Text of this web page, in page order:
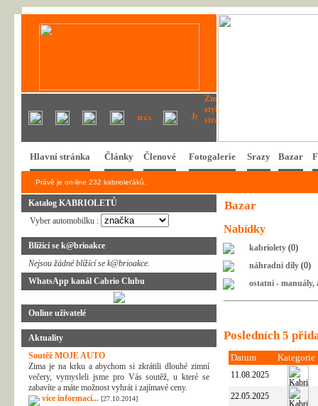
Hlavní stránka Články Členové Fotogalerie Srazy Bazar
Právě je on-line 232 kabrioleťáků.
Katalog KABRIOLETŮ
Vyber automobilku :
Blížící se k@brioakce
Nejsou žádné blížící se k@brioakce.
WhatsApp kanál Cabrio Clubu
Online uživatelé
Aktuality
Soutěž MOJE AUTO
Zima je na krku a abychom si zkrátili dlouhé zimní
večery, vymysleli jsme pro Vás soutěž, u které se
zabavíte a máte možnost vyhrát i zajímavé ceny.
více informací... [27.10.2014]
Bazar
Nabídky
kabriolety (0)
náhradní díly (0)
ostatní - manuály,
Posledních 5
Datum Kategorie
11.08.2025
22.05.2025